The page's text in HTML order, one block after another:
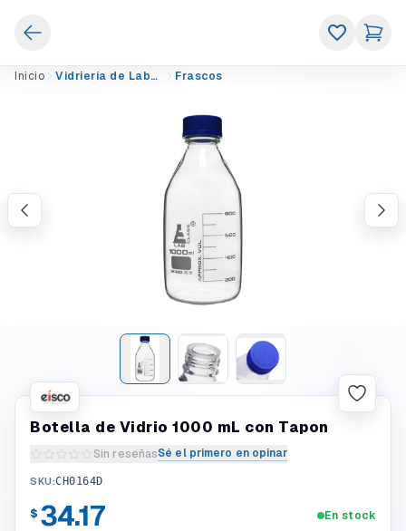
Inicio Vidriería de Laboratorio Frascos
Botella de Vidrio 1000 mL con Tapon
Sin reseñasSé el primero en opinar
Escribir una reseña del producto
SKU:CH0164D
$ 34.17 En stock